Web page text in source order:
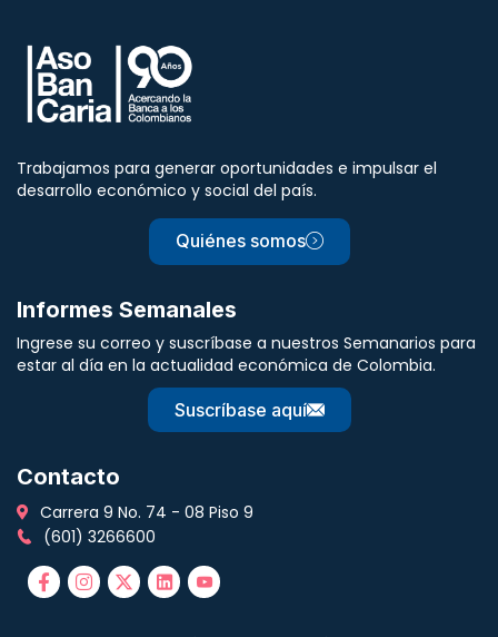
Trabajamos para generar oportunidades e impulsar el
desarrollo económico y social del país.
Quiénes somos
Informes Semanales
Ingrese su correo y suscríbase a nuestros Semanarios para
estar al día en la actualidad económica de Colombia.
Suscríbase aquí
Contacto
Carrera 9 No. 74 - 08 Piso 9
(601) 3266600